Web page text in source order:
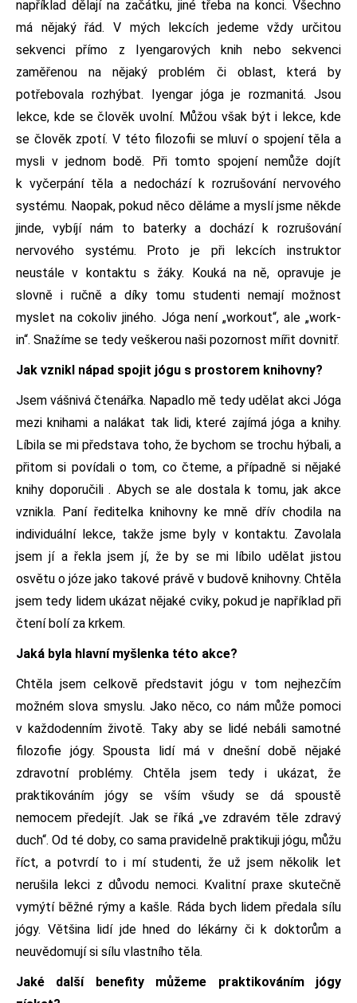
například dělají na začátku, jiné třeba na konci. Všechno
má nějaký řád. V mých lekcích jedeme vždy určitou
sekvenci přímo z Iyengarových knih nebo sekvenci
zaměřenou na nějaký problém či oblast, která by
potřebovala rozhýbat. Iyengar jóga je rozmanitá. Jsou
lekce, kde se člověk uvolní. Můžou však být i lekce, kde
se člověk zpotí. V této filozofii se mluví o spojení těla a
mysli v jednom bodě. Při tomto spojení nemůže dojít
k vyčerpání těla a nedochází k rozrušování nervového
systému. Naopak, pokud něco děláme a myslí jsme někde
jinde, vybíjí nám to baterky a dochází k rozrušování
nervového systému. Proto je při lekcích instruktor
neustále v kontaktu s žáky. Kouká na ně, opravuje je
slovně i ručně a díky tomu studenti nemají možnost
myslet na cokoliv jiného. Jóga není „workout“, ale „work-
in“. Snažíme se tedy veškerou naši pozornost mířit dovnitř.
Jak vznikl nápad spojit jógu s prostorem knihovny?
Jsem vášnivá čtenářka. Napadlo mě tedy udělat akci Jóga
mezi knihami a nalákat tak lidi, které zajímá jóga a knihy.
Líbila se mi představa toho, že bychom se trochu hýbali, a
přitom si povídali o tom, co čteme, a případně si nějaké
knihy doporučili . Abych se ale dostala k tomu, jak akce
vznikla. Paní ředitelka knihovny ke mně dřív chodila na
individuální lekce, takže jsme byly v kontaktu. Zavolala
jsem jí a řekla jsem jí, že by se mi líbilo udělat jistou
osvětu o józe jako takové právě v budově knihovny. Chtěla
jsem tedy lidem ukázat nějaké cviky, pokud je například při
čtení bolí za krkem.
Jaká byla hlavní myšlenka této akce?
Chtěla jsem celkově představit jógu v tom nejhezčím
možném slova smyslu. Jako něco, co nám může pomoci
v každodenním životě. Taky aby se lidé nebáli samotné
filozofie jógy. Spousta lidí má v dnešní době nějaké
zdravotní problémy. Chtěla jsem tedy i ukázat, že
praktikováním jógy se vším všudy se dá spoustě
nemocem předejít. Jak se říká „ve zdravém těle zdravý
duch“. Od té doby, co sama pravidelně praktikuji jógu, můžu
říct, a potvrdí to i mí studenti, že už jsem několik let
nerušila lekci z důvodu nemoci. Kvalitní praxe skutečně
vymýtí běžné rýmy a kašle. Ráda bych lidem předala sílu
jógy. Většina lidí jde hned do lékárny či k doktorům a
neuvědomují si sílu vlastního těla.
Jaké další benefity můžeme praktikováním jógy